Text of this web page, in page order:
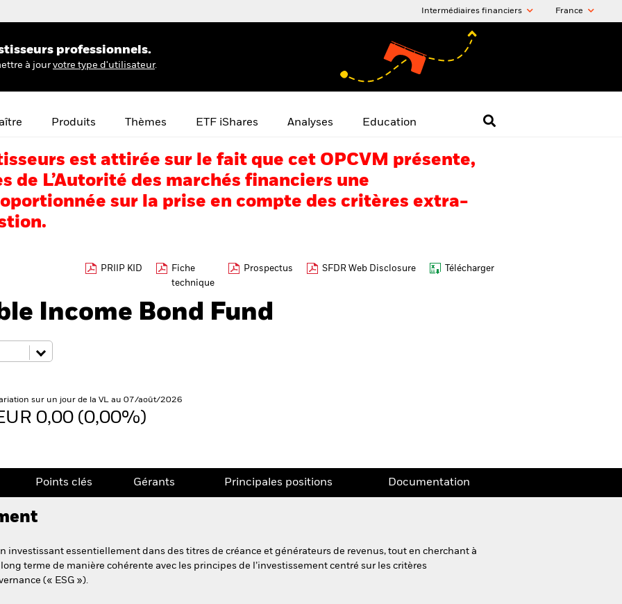
Intermédiaires financiers France
professionnels.
à jour votre type d'utilisateur.
Produits Thèmes ETF iShares Analyses Education
est attirée sur le fait que cet OPCVM présente,
de L’Autorité des marchés financiers une
sur la prise en compte des critères extra-
PRIIP KID
Fiche
technique
Prospectus SFDR Web Disclosure Télécharger
Income Bond Fund
sur un jour de la VL au 07/août/2026
0,00 (0,00%)
Points clés Gérants Principales positions Documentation
investissant essentiellement dans des titres de créance et générateurs de revenus, tout en cherchant à
terme de manière cohérente avec les principes de l’investissement centré sur les critères
(« ESG »).